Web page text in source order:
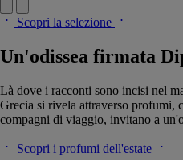
Scopri la selezione
Un'odissea firmata
Là dove i racconti sono incisi nel
Grecia si rivela attraverso profumi,
compagni di viaggio, invitano a
Scopri i profumi dell'estate